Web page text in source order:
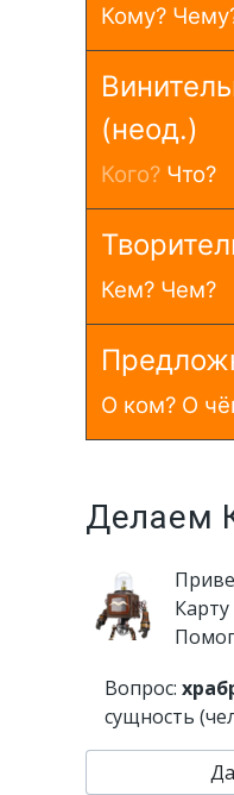
Кому?
(неод.)
Кого? Что?
Кем? Чем?
О ком? О
Делаем
Вопрос:
сущность
Да